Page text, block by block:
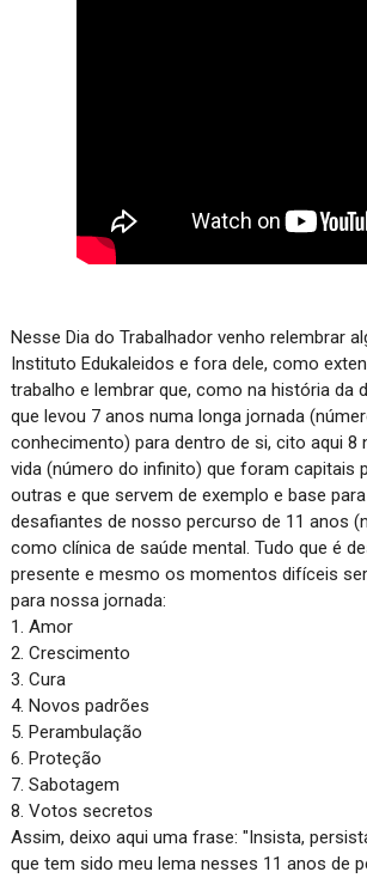
Nesse Dia do Trabalhador venho relembrar
Instituto Edukaleidos e fora dele, como
trabalho e lembrar que, como na história da
que levou 7 anos numa longa jornada
conhecimento) para dentro de si, cito aqui 8
vida (número do infinito) que foram capitais
outras e que servem de exemplo e base
desafiantes de nosso percurso de 11 anos
como clínica de saúde mental. Tudo que é
presente e mesmo os momentos difíceis
para nossa jornada:
1. Amor
2. Crescimento
3. Cura
4. Novos padrões
5. Perambulação
6. Proteção
7. Sabotagem
8. Votos secretos
Assim, deixo aqui uma frase: "Insista,
que tem sido meu lema nesses 11 anos de